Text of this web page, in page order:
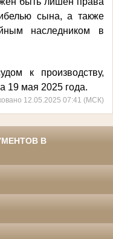
сына, а также
наследником в
к производству,
19 мая 2025 года.
12.05.2025 07:41 (МСК)
В